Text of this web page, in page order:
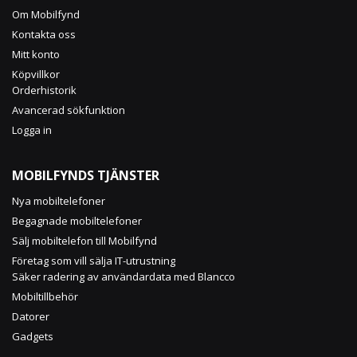
Om Mobilfynd
Kontakta oss
Mitt konto
Köpvillkor
Orderhistorik
Avancerad sökfunktion
Logga in
MOBILFYNDS TJÄNSTER
Nya mobiltelefoner
Begagnade mobiltelefoner
Sälj mobiltelefon till Mobilfynd
Företag som vill sälja IT-utrustning
Säker radering av användardata med Blancco
Mobiltillbehör
Datorer
Gadgets